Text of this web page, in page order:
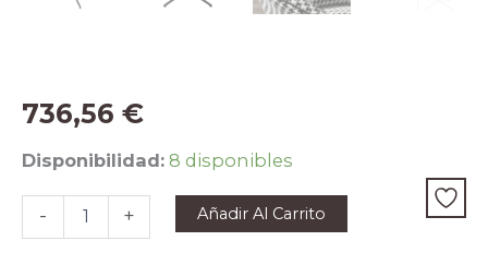
736,56 €
Disponibilidad: 8 disponibles
-
Sillón
giratorio
tela
blanca
y
+ Añadir Al Carrito